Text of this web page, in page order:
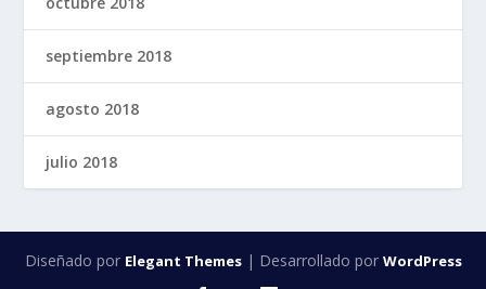
septiembre 2018
agosto 2018
julio 2018
Diseñado por Elegant Themes| Desarrollado por WordPress